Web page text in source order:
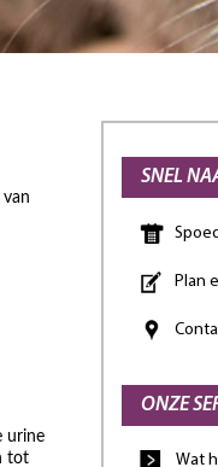
urine
tot
SNEL
Plan
ONZE
Wat